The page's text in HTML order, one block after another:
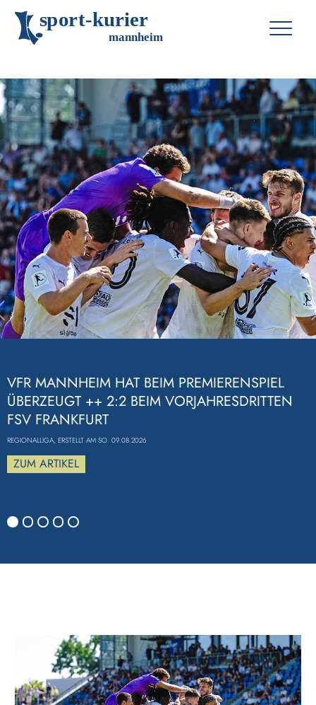
sport-kurier
mannheim
VFR MANNHEIM HAT BEIM PREMIERENSPIEL
ÜBERZEUGT ++ 2:2 BEIM VORJAHRESDRITTEN
FSV FRANKFURT
REGIONALLIGA, ERSTELLT AM SO. 09.08.2026
ZUM ARTIKEL